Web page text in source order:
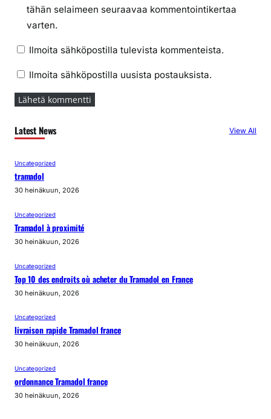
tähän selaimeen seuraavaa kommentointikertaa
varten.
Ilmoita sähköpostilla tulevista kommenteista.
Ilmoita sähköpostilla uusista postauksista.
Latest News View All
Uncategorized
tramadol
30 heinäkuun, 2026
Uncategorized
Tramadol à proximité
30 heinäkuun, 2026
Uncategorized
Top 10 des endroits où acheter du Tramadol en France
30 heinäkuun, 2026
Uncategorized
livraison rapide Tramadol france
30 heinäkuun, 2026
Uncategorized
ordonnance Tramadol france
30 heinäkuun, 2026